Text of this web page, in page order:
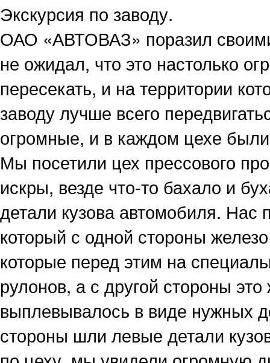
Экскурсия по заводу.
ОАО «АВТОВАЗ» поразил
не ожидал, что это настолько
пересекать, и на территории
заводу лучше всего
огромные, и в каждом цехе
Мы посетили цех прессового
искры, везде что-то бахало и
детали кузова автомобиля.
который с одной стороны
которые перед этим на
рулонов, а с другой стороны
выплевывалось в виде нужных
стороны шли левые детали